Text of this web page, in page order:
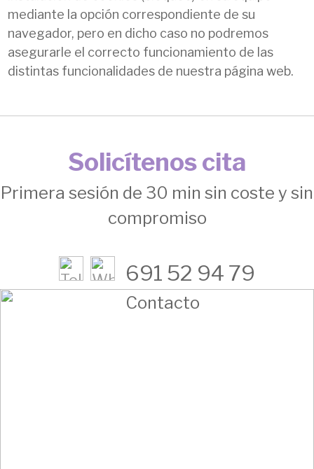
mediante la opción correspondiente de su
navegador, pero en dicho caso no podremos
asegurarle el correcto funcionamiento de las
distintas funcionalidades de nuestra página web.
Solicítenos cita
Primera sesión de 30 min sin coste y sin
compromiso
691 52 94 79